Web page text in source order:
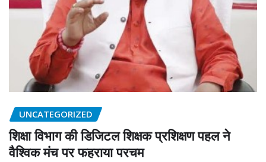
UNCATEGORIZED
शिक्षा विभाग की डिजिटल शिक्षक प्रशिक्षण पहल ने
वैश्विक मंच पर फहराया परचम